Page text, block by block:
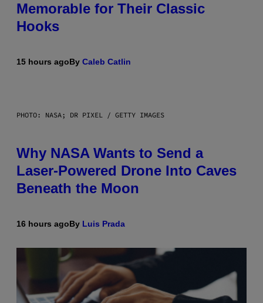
Memorable for Their Classic
Hooks
15 hours agoBy Caleb Catlin
PHOTO: NASA; DR PIXEL / GETTY IMAGES
Why NASA Wants to Send a
Laser-Powered Drone Into Caves
Beneath the Moon
16 hours agoBy Luis Prada